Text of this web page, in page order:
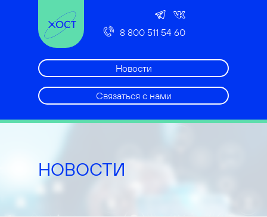
Связаться с нами
Новости
8 800 511 54 60
НОВОСТИ